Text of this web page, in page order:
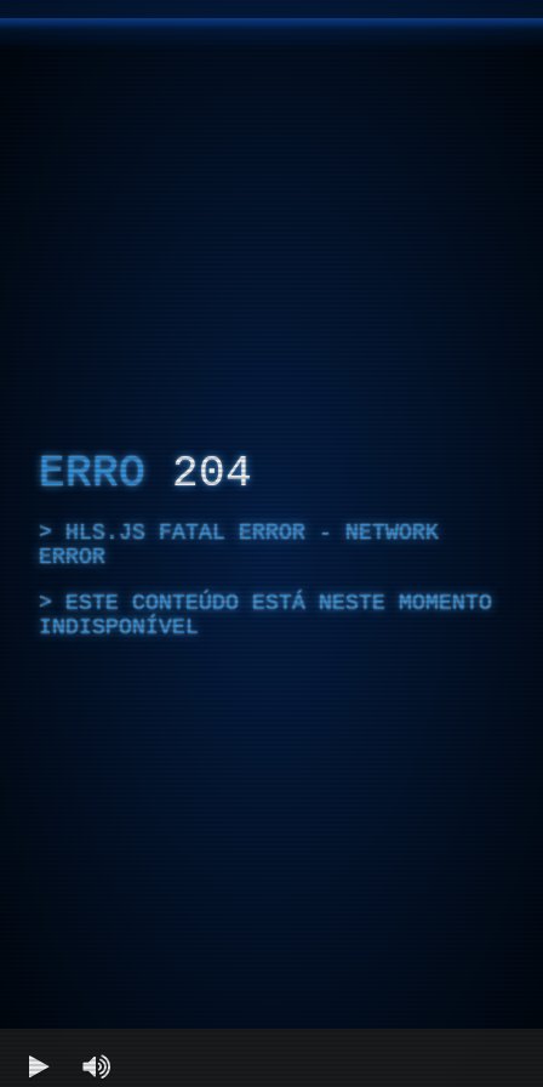
ERRO 204
HLS.JS FATAL ERROR - NETWORK
ERROR
ESTE CONTEÚDO ESTÁ NESTE MOMENTO
INDISPONÍVEL